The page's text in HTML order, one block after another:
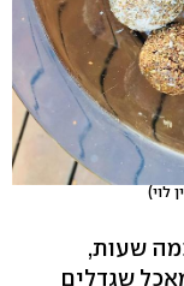
לוי)
שעות,
שגדלים